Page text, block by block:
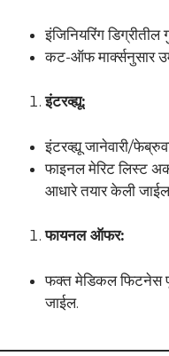
इंजिनियरिंग
कट-ऑफ मार्क्सनुसार
इंटरव्ह्यू:
इंटरव्ह्यू जानेवारी/
फाइनल मेरिट लिस्ट
आधारे तयार केली
फायनल ऑफर:
फक्त मेडिकल फिटनेस
जाईल.